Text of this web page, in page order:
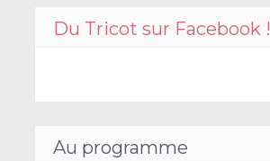
Du Tricot sur Facebook !
Au programme